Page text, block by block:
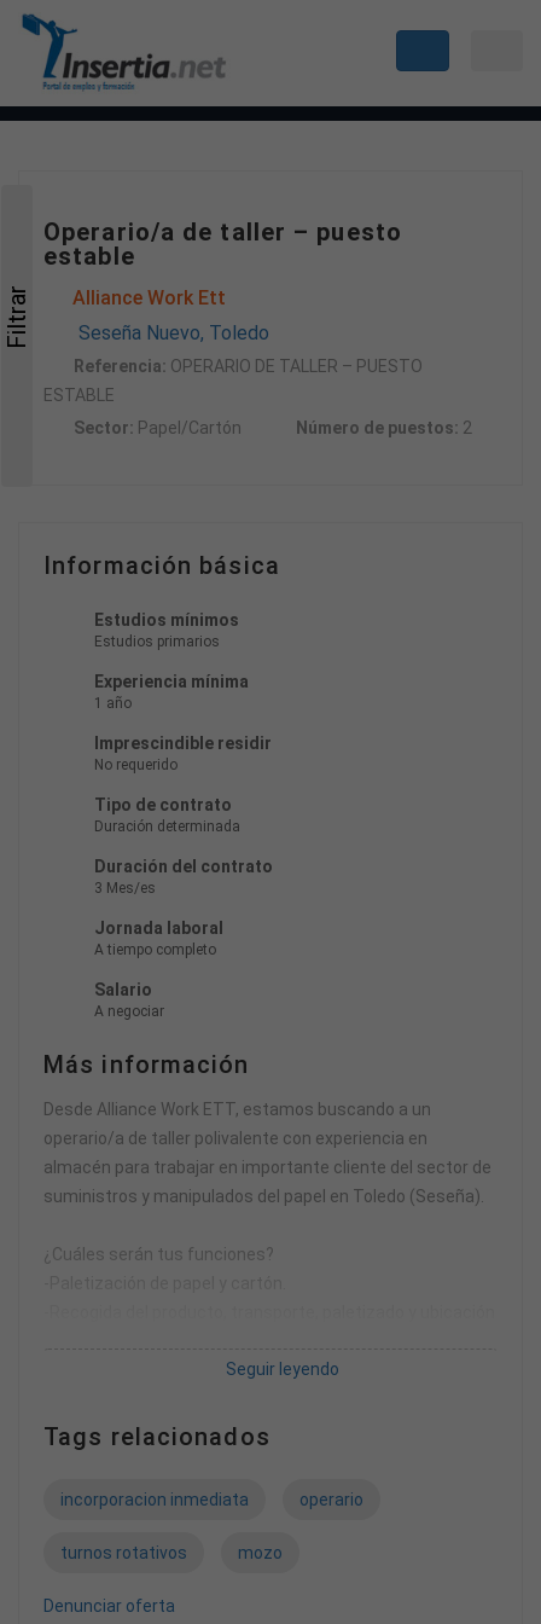
Operario/a de taller – puesto
estable
Alliance Work Ett
Seseña Nuevo, Toledo
Referencia: OPERARIO DE TALLER – PUESTO
ESTABLE
Sector: Papel/Cartón Número de puestos: 2
Información básica
Estudios mínimos
Estudios primarios
Experiencia mínima
1 año
Imprescindible residir
No requerido
Tipo de contrato
Duración determinada
Duración del contrato
3 Mes/es
Jornada laboral
A tiempo completo
Salario
A negociar
Más información
Desde Alliance Work ETT, estamos buscando a un
operario/a de taller polivalente con experiencia en
almacén para trabajar en importante cliente del sector de
suministros y manipulados del papel en Toledo (Seseña).
¿Cuáles serán tus funciones?
limpieza.
¿Cuáles serán los requisitos mínimos?
-Disponer del menos 1 de experiencia como operario/a
diferentes carretillas elevadoras
Seguir leyendo
Tags relacionados
incorporacion inmediata operario
turnos rotativos mozo
Denunciar oferta
Filtrar